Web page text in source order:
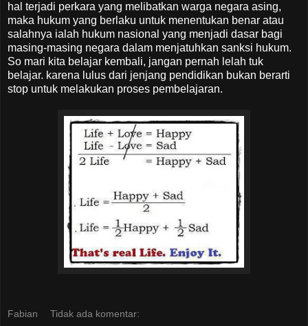
hal terjadi perkara yang melibatkan warga negara asing,
maka hukum yang berlaku untuk menentukan benar atau
salahnya ialah hukum nasional yang menjadi dasar bagi
masing-masing negara dalam menjatuhkan sanksi hukum.
So mari kita belajar kembali, jangan pernah lelah tuk
belajar. karena lulus dari jenjang pendidikan bukan berarti
stop untuk melakukan proses pembelajaran.
Fabian Tidak ada komentar: